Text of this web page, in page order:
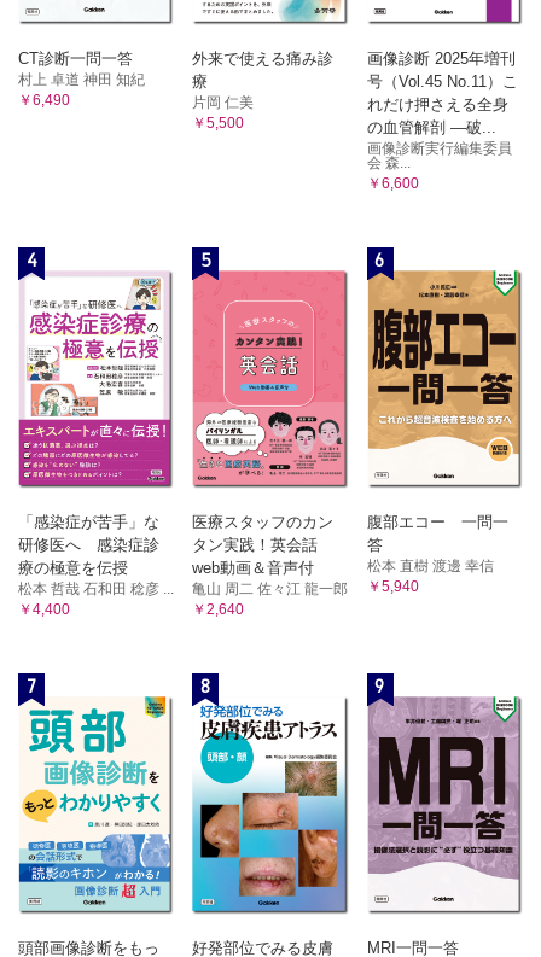
CT診断一問一答
村上 卓道 神田 知紀
￥6,490
外来で使える痛み診
療
片岡 仁美
￥5,500
画像診断 2025年増刊
号（Vol.45 No.11）こ
れだけ押さえる全身
の血管解剖 ―破...
画像診断実行編集委員
会 森...
￥6,600
4
「感染症が苦手」な
研修医へ 感染症診
療の極意を伝授
松本 哲哉 石和田 稔彦 ...
￥4,400
5
医療スタッフのカン
タン実践！英会話
web動画＆音声付
亀山 周二 佐々江 龍一郎
￥2,640
6
腹部エコー 一問一
答
松本 直樹 渡邊 幸信
￥5,940
7
頭部画像診断をもっ
8
好発部位でみる皮膚
9
MRI一問一答